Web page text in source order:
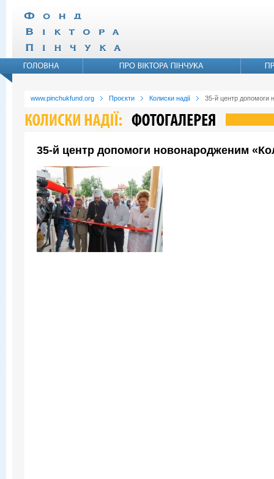
www.pinchukfund.org Проєкти Колиски надії 35-й центр допомоги
35-й центр допомоги новонародженим